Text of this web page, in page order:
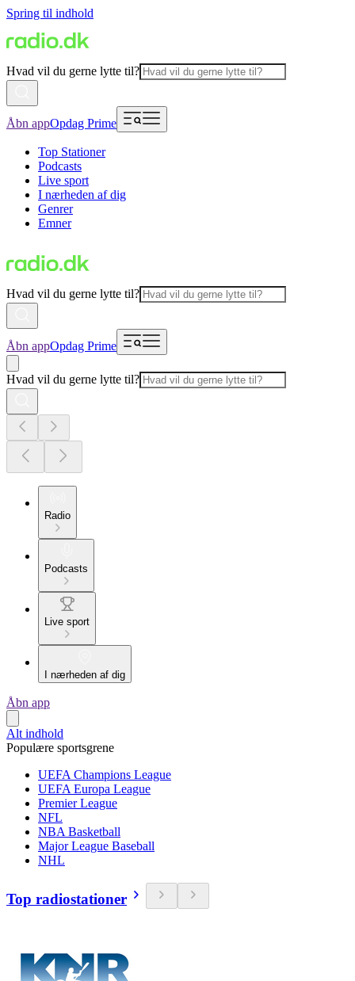
Spring til indhold
Hvad vil du gerne lytte til?
Åbn appOpdag Prime
Top Stationer
Podcasts
Live sport
I nærheden af dig
Genrer
Emner
Hvad vil du gerne lytte til?
Åbn appOpdag Prime
Hvad vil du gerne lytte til?
Radio
Podcasts
Live sport
I nærheden af dig
Åbn app
Alt indhold
Populære sportsgrene
UEFA Champions League
UEFA Europa League
Premier League
NFL
NBA Basketball
Major League Baseball
NHL
Top radiostationer